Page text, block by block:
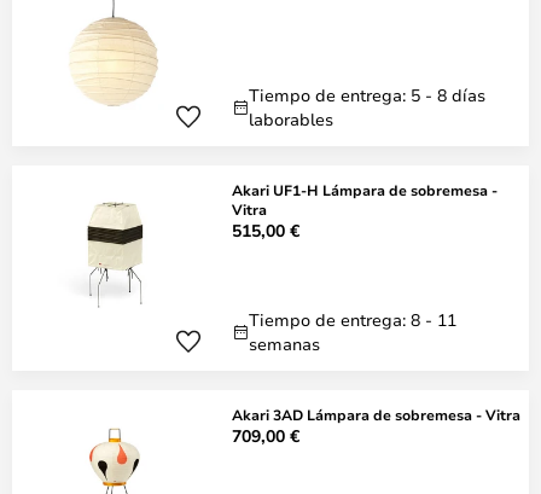
Tiempo de entrega: 5 - 8 días
laborables
Akari UF1-H Lámpara de sobremesa -
Vitra
515,00 €
Tiempo de entrega: 8 - 11
semanas
Akari 3AD Lámpara de sobremesa - Vitra
709,00 €